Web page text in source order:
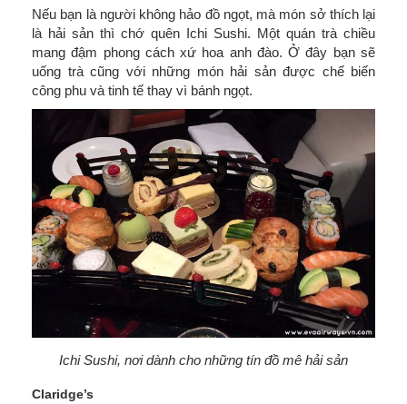
Nếu bạn là người không hảo đồ ngọt, mà món sở thích lại
là hải sản thì chớ quên Ichi Sushi. Một quán trà chiều
mang đậm phong cách xứ hoa anh đào. Ở đây bạn sẽ
uống trà cũng với những món hải sản được chế biến
công phu và tinh tế thay vì bánh ngọt.
Ichi Sushi, nơi dành cho những tín đồ mê hải sản
Claridge’s